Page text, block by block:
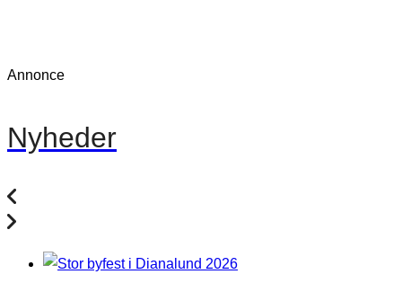
Annonce
Nyheder